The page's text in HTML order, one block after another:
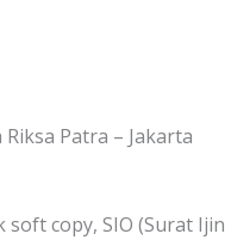
Patra – Jakarta
copy, SIO (Surat Ijin